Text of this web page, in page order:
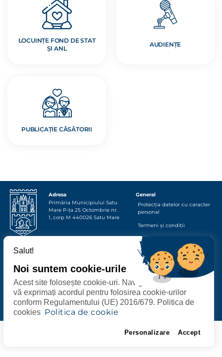
LOCUINȚE FOND DE STAT
ȘI ANL
AUDIENȚE
PUBLICAȚIE CĂSĂTORII
Adresa
Primăria Municipiului Satu
MareP-ța 25 Octombrie nr.
1, corp M 440026Satu Mare
General
Protecția datelor cu caracter
personal
Termeni și condiții
Contact
Un proiect dezvoltat de
Toate serviciile online, acum pe City App!
Salut!
Noi suntem cookie-urile
Acest site folosește cookie-uri. Navigând în continuare
vă exprimați acordul pentru folosirea cookie-urilor
conform Regulamentului (UE) 2016/679. Politica de
cookies Politica de cookie
Personalizare Accept